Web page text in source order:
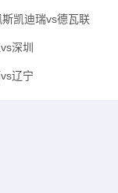
凯迪瑞vs德瓦联
深圳
辽宁